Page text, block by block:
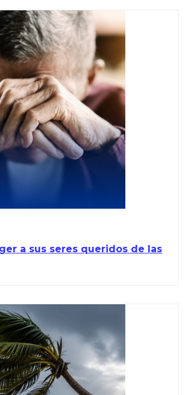
a sus seres queridos de las